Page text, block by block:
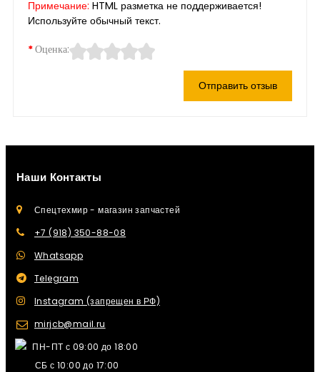
Примечание: HTML разметка не поддерживается!
Используйте обычный текст.
Оценка:
Отправить отзыв
Наши Контакты
Спецтехмир - магазин запчастей
+7 (918) 350-88-08
Whatsapp
Telegram
Instagram (запрещен в РФ)
mirjcb@mail.ru
ПН-ПТ с 09:00 до 18:00
СБ с 10:00 до 17:00